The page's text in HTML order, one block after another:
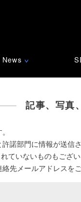
News ∨
記事、写真
諾部門に情報が送信
ていないものもござ
先メールアドレスを